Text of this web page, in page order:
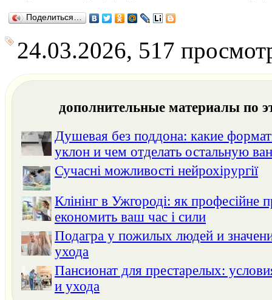
Поделиться…
24.03.2026, 517
дополнительные материалы по
Душевая без поддона: какие
уклон и чем отделать остальную
Сучасні можливості нейрохірургії
Клінінг в Ужгороді: як професійне
економить ваш час і сили
Подагра у пожилых людей и
ухода
Пансионат для престарелых:
и ухода